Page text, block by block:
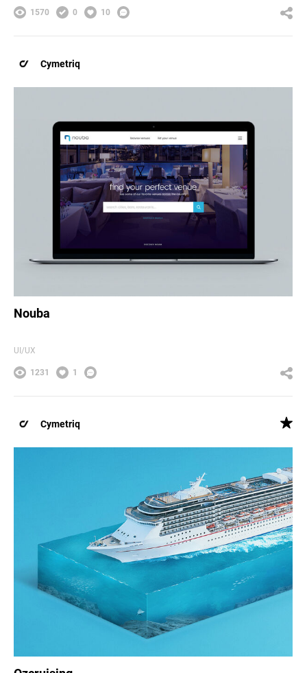
1570 0 10
Cymetriq
Nouba
UI/UX
1231 1
Cymetriq